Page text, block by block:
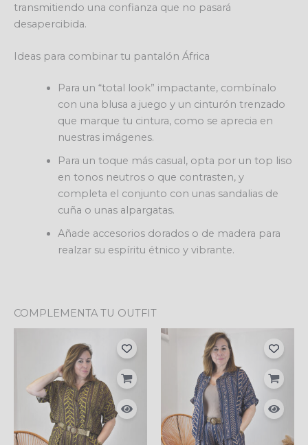
transmitiendo una confianza que no pasará
desapercibida.
Ideas para combinar tu pantalón África
Para un “total look” impactante, combínalo
con una blusa a juego y un cinturón trenzado
que marque tu cintura, como se aprecia en
nuestras imágenes.
Para un toque más casual, opta por un top liso
en tonos neutros o que contrasten, y
completa el conjunto con unas sandalias de
cuña o unas alpargatas.
Añade accesorios dorados o de madera para
realzar su espíritu étnico y vibrante.
COMPLEMENTA TU OUTFIT